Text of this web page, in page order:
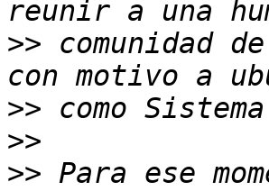
>> comunidad
>>
>>
>> Para ese